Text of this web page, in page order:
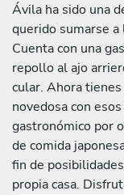
Ávila ha sido una
querido sumarse
Cuenta con una
repollo al ajo
cular. Ahora
novedosa con
gastronómico por
de comida
fin de
propia casa.